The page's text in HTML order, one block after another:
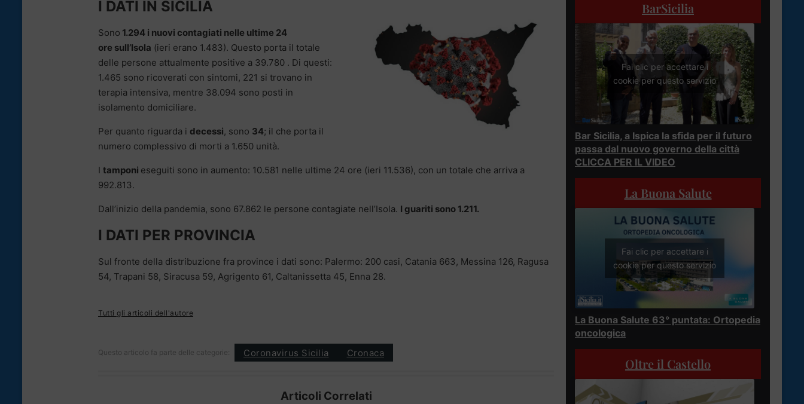
I DATI IN SICILIA
Sono 1.294 i nuovi contagiati nelle ultime 24
ore sull’Isola (ieri erano 1.483). Questo porta il totale
delle persone attualmente positive a 39.780 . Di questi:
1.465 sono ricoverati con sintomi, 221 si trovano in
terapia intensiva, mentre 38.094 sono posti in
isolamento domiciliare.
Per quanto riguarda i decessi, sono 34; il che porta il
numero complessivo di morti a 1.650 unità.
I tamponi eseguiti sono in aumento: 10.581 nelle ultime 24 ore (ieri 11.536), con un totale che arriva a
992.813.
Dall’inizio della pandemia, sono 67.862 le persone contagiate nell’Isola. I guariti sono 1.211.
I DATI PER PROVINCIA
Sul fronte della distribuzione fra province i dati sono: Palermo: 200 casi, Catania 663, Messina 126, Ragusa
54, Trapani 58, Siracusa 59, Agrigento 61, Caltanissetta 45, Enna 28.
Tutti gli articoli dell'autore
Questo articolo fa parte delle categorie: Coronavirus Sicilia Cronaca
Articoli Correlati
BarSicilia
Fai clic per accettare i
cookie per questo servizio
Bar Sicilia, a Ispica la sfida per il futuro
passa dal nuovo governo della città
CLICCA PER IL VIDEO
La Buona Salute
Fai clic per accettare i
cookie per questo servizio
La Buona Salute 63° puntata: Ortopedia
oncologica
Oltre il Castello